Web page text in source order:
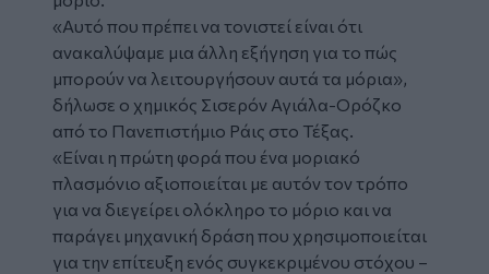
«Αυτό που πρέπει να τονιστεί είναι ότι
ανακαλύψαμε μια άλλη εξήγηση για το πώς
μπορούν να λειτουργήσουν αυτά τα μόρια»,
δήλωσε ο χημικός Σισερόν Αγιάλα-Ορόζκο
από το Πανεπιστήμιο Ράις στο Τέξας.
«Είναι η πρώτη φορά που ένα μοριακό
πλασμόνιο αξιοποιείται με αυτόν τον τρόπο
για να διεγείρει ολόκληρο το μόριο και να
παράγει μηχανική δράση που χρησιμοποιείται
για την επίτευξη ενός συγκεκριμένου στόχου –